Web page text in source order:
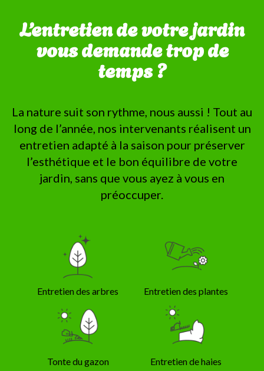
L’entretien de votre jardin
vous demande trop de
temps ?
La nature suit son rythme, nous aussi ! Tout au
long de l’année, nos intervenants réalisent un
entretien adapté à la saison pour préserver
l’esthétique et le bon équilibre de votre
jardin, sans que vous ayez à vous en
préoccuper.
Entretien des arbres Entretien des plantes
Tonte du gazon Entretien de haies